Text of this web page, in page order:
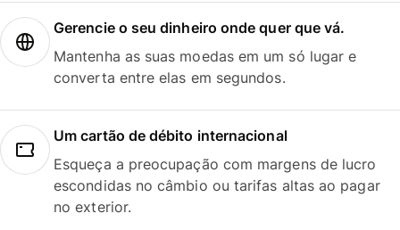
Gerencie o seu dinheiro onde quer que vá.
Mantenha as suas moedas em um só lugar e
converta entre elas em segundos.
Um cartão de débito internacional
Esqueça a preocupação com margens de lucro
escondidas no câmbio ou tarifas altas ao pagar
no exterior.